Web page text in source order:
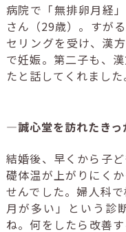
病院で「無排卵月経
さん（29歳）。すが
セリングを受け、漢
で妊娠。第二子も、
たと話してくれました
―誠心堂を訪れたきっ
結婚後、早くから子
礎体温が上がりにく
せんでした。婦人科
月が多い」という診
ね。何をしたら改善